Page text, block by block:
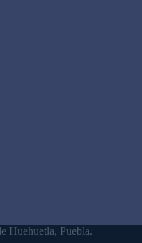
Huehuetla, Puebla.